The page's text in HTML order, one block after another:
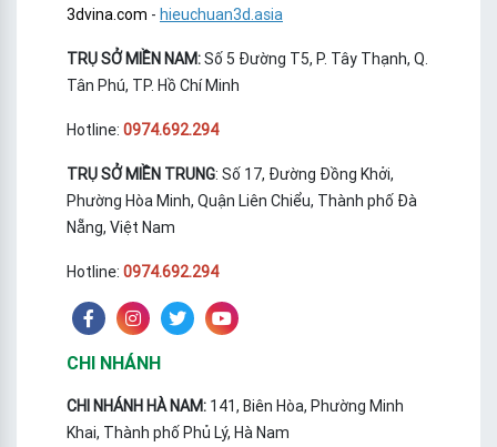
3dvina.com - hieuchuan3d.asia
TRỤ SỞ MIỀN NAM:Số 5 Đường T5, P. Tây Thạnh, Q.
Tân Phú, TP. Hồ Chí Minh
Hotline: 0974.692.294
TRỤ SỞ MIỀN TRUNG: Số 17, Đường Đồng Khởi,
Phường Hòa Minh, Quận Liên Chiểu, Thành phố Đà
Nẵng, Việt Nam
Hotline: 0974.692.294
CHI NHÁNH
CHI NHÁNH HÀ NAM: 141, Biên Hòa, Phường Minh
Khai, Thành phố Phủ Lý, Hà Nam